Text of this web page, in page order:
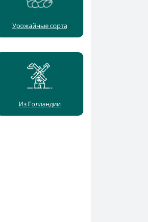
Урожайные сорта
Из Голландии